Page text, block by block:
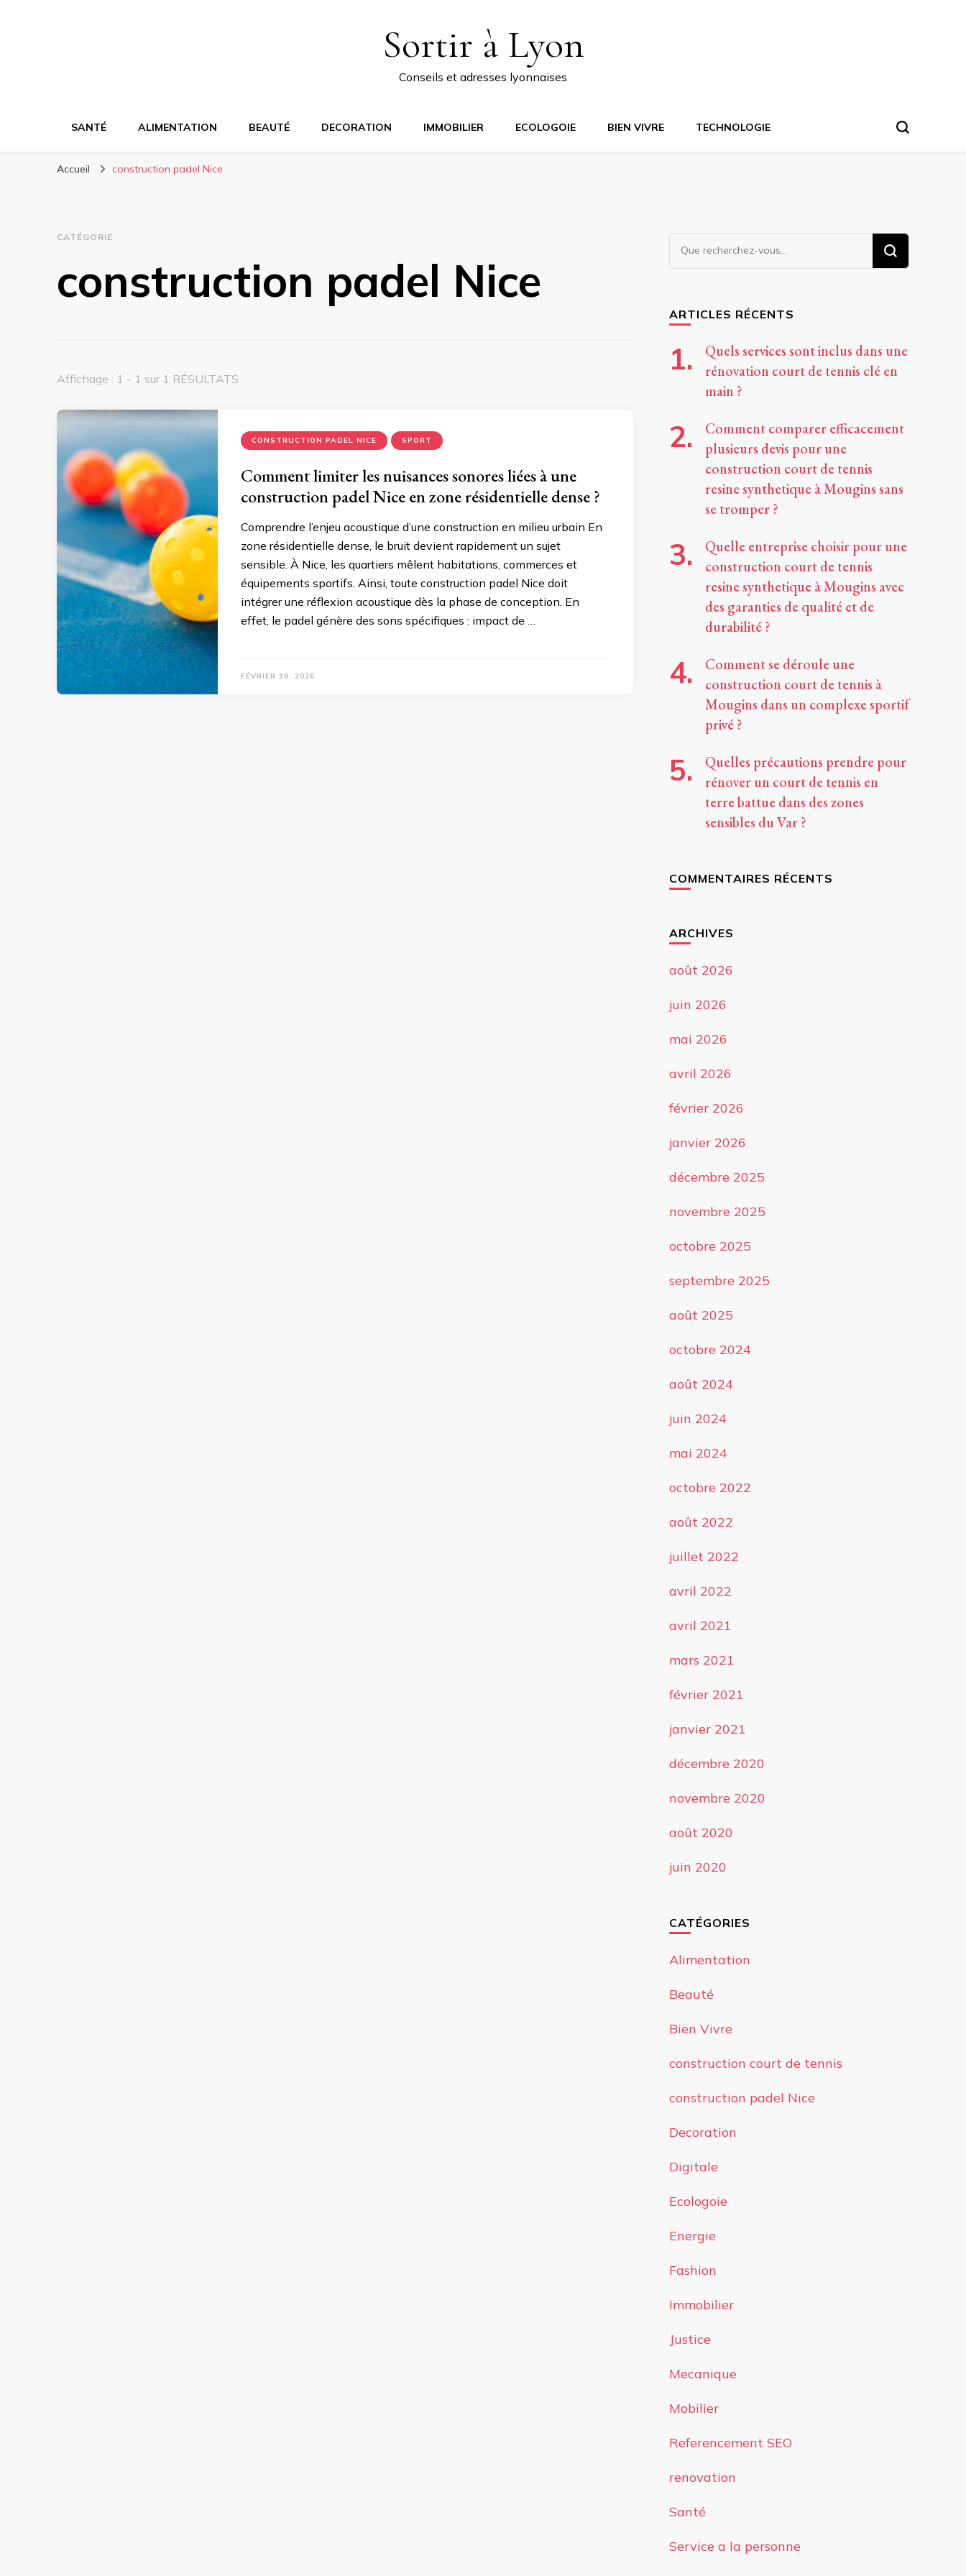
Sortir à Lyon
Conseils et adresses lyonnaises
SANTÉ ALIMENTATION BEAUTÉ DECORATION IMMOBILIER ECOLOGOIE BIEN VIVRE TECHNOLOGIE
Accueil construction padel Nice
CATÉGORIE
construction padel Nice
Affichage : 1 - 1 sur 1 RÉSULTATS
CONSTRUCTION PADEL NICE SPORT
Comment limiter les nuisances sonores liées à une
construction padel Nice en zone résidentielle dense ?
Comprendre l’enjeu acoustique d’une construction en milieu urbain En
zone résidentielle dense, le bruit devient rapidement un sujet
sensible. À Nice, les quartiers mêlent habitations, commerces et
équipements sportifs. Ainsi, toute construction padel Nice doit
intégrer une réflexion acoustique dès la phase de conception. En
effet, le padel génère des sons spécifiques : impact de …
FÉVRIER 18, 2026
Vous
recherchiez
ARTICLES RÉCENTS
Quels services sont inclus dans une
rénovation court de tennis clé en
main ?
Comment comparer efficacement
plusieurs devis pour une
construction court de tennis
resine synthetique à Mougins sans
se tromper ?
Quelle entreprise choisir pour une
construction court de tennis
resine synthetique à Mougins avec
des garanties de qualité et de
durabilité ?
Comment se déroule une
construction court de tennis à
Mougins dans un complexe sportif
privé ?
Quelles précautions prendre pour
rénover un court de tennis en
terre battue dans des zones
sensibles du Var ?
COMMENTAIRES RÉCENTS
ARCHIVES
août 2026
juin 2026
mai 2026
avril 2026
février 2026
janvier 2026
décembre 2025
novembre 2025
octobre 2025
septembre 2025
août 2025
octobre 2024
août 2024
juin 2024
mai 2024
octobre 2022
août 2022
juillet 2022
avril 2022
avril 2021
mars 2021
février 2021
janvier 2021
décembre 2020
novembre 2020
août 2020
juin 2020
CATÉGORIES
Alimentation
Beauté
Bien Vivre
construction court de tennis
construction padel Nice
Decoration
Digitale
Ecologoie
Energie
Fashion
Immobilier
Justice
Mecanique
Mobilier
Referencement SEO
renovation
Santé
Service a la personne